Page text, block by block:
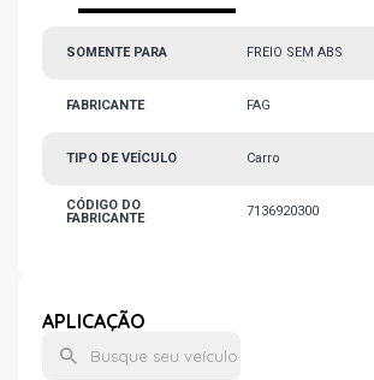
SOMENTE PARA FREIO SEM ABS
FABRICANTE FAG
TIPO DE VEÍCULO Carro
CÓDIGO DO
FABRICANTE
7136920300
APLICAÇÃO